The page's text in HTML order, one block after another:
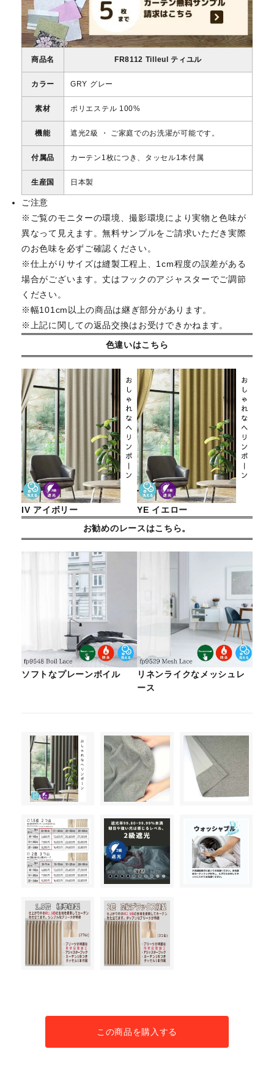
商品名 FR8112 Tilleul ティユル
カラー GRY グレー
素材 ポリエステル 100%
機能 遮光2級 ・ ご家庭でのお洗濯が可能です。
付属品 カーテン1枚につき、タッセル1本付属
生産国 日本製
ご注意
※ご覧のモニターの環境、撮影環境により実物と色味が
異なって見えます。無料サンプルをご請求いただき実際
のお色味を必ずご確認ください。
※仕上がりサイズは縫製工程上、1cm程度の誤差がある
場合がございます。丈はフックのアジャスターでご調節
ください。
※幅101cm以上の商品は継ぎ部分があります。
※上記に関しての返品交換はお受けできかねます。
色違いはこちら
IV アイボリー
YE イエロー
お勧めのレースはこちら。
ソフトなプレーンボイル
リネンライクなメッシュレ
ース
この商品を購入する